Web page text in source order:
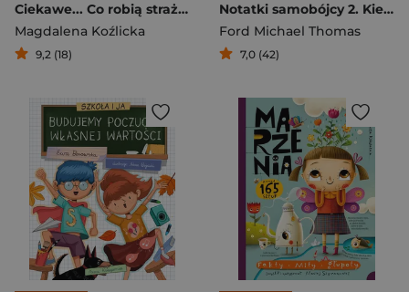
Ciekawe... Co robią strażacy i strażaczki
Magdalena Koźlicka
9,2 (18)
Notatki samobójcy 2. Kiedy spada gwiazda
Ford Michael Thomas
7,0 (42)